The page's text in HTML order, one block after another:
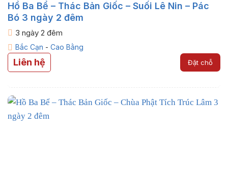
Hồ Ba Bể – Thác Bản Giốc – Suối Lê Nin – Pác
Bó 3 ngày 2 đêm
3 ngày 2 đêm
Bắc Cạn - Cao Bằng
Liên hệ Đặt chỗ